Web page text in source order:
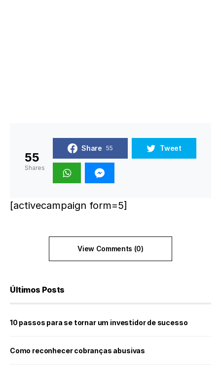
55
Shares
Share 55 Tweet
[activecampaign form=5]
View Comments (0)
Últimos Posts
10 passos para se tornar um investidor de sucesso
Como reconhecer cobranças abusivas